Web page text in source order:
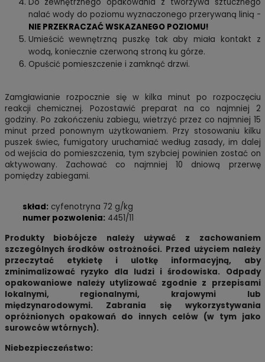
Do zewnętrznego opakowania z tworzywa sztucznego
nalać wody do poziomu wyznaczonego przerywaną linią -
NIE PRZEKRACZAĆ WSKAZANEGO POZIOMU!
Umieścić wewnętrzną puszkę tak aby miała kontakt z
wodą, koniecznie czerwoną stroną ku górze.
Opuścić pomieszczenie i zamknąć drzwi.
Zamgławianie rozpocznie się w kilka minut po rozpoczęciu
reakcji chemicznej. Pozostawić preparat na co najmniej 2
godziny. Po zakończeniu zabiegu, wietrzyć przez co najmniej 15
minut przed ponownym użytkowaniem. Przy stosowaniu kilku
puszek świec, fumigatory uruchamiać według zasady, im dalej
od wejścia do pomieszczenia, tym szybciej powinien zostać on
aktywowany. Zachować co najmniej 10 dniową przerwę
pomiędzy zabiegami.
skład: cyfenotryna 72 g/kg
numer pozwolenia: 4451/11
Produkty biobójcze należy używać z zachowaniem
szczególnych środków ostrożności. Przed użyciem należy
przeczytać etykietę i ulotkę informacyjną, aby
zminimalizować ryzyko dla ludzi i środowiska. Odpady
opakowaniowe należy utylizować zgodnie z przepisami
lokalnymi, regionalnymi, krajowymi lub
międzynarodowymi. Zabrania się wykorzystywania
opróżnionych opakowań do innych celów (w tym jako
surowców wtórnych).
Niebezpieczeństwo: